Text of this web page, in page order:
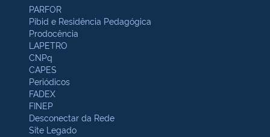
PARFOR
Pibid e Residência Pedagógica
Prodocência
LAPETRO
CNPq
CAPES
Periódicos
FADEX
FINEP
Desconectar da Rede
Site Legado